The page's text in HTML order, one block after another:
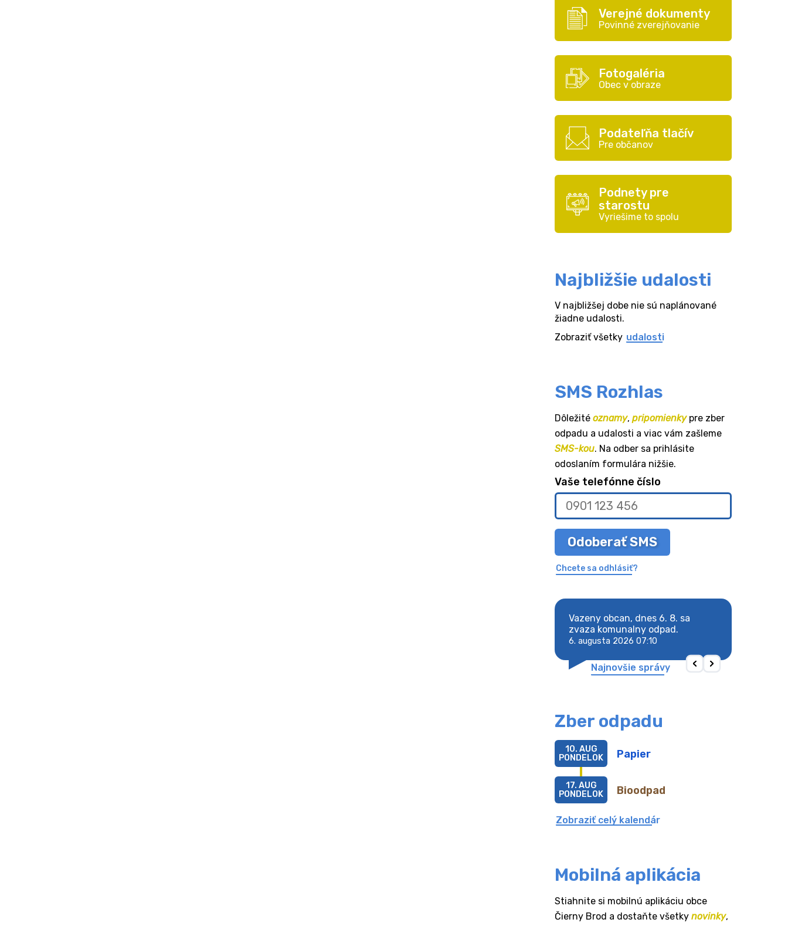
Verejné dokumenty
Povinné zverejňovanie
Fotogaléria
Obec v obraze
Podateľňa tlačív
Pre občanov
Podnety pre
starostu
Vyriešime to spolu
Najbližšie udalosti
V najbližšej dobe nie sú naplánované
žiadne udalosti.
Zobraziť všetky udalosti
SMS Rozhlas
Dôležité oznamy, pripomienkypre zber
odpadu a udalosti a viac vám zašleme
SMS-kou. Na odber sa prihlásite
odoslaním formulára nižšie.
Vaše telefónne číslo
Odoberať SMS
Chcete sa odhlásiť?
Vazeny obcan, dnes 6. 8. sa
zvaza komunalny odpad.
6. augusta 2026 07:10
Najnovšie správy
Zber odpadu
Papier
10. AUG
PONDELOK
Bioodpad
17. AUG
PONDELOK
Zobraziť celý kalendár
Mobilná aplikácia
Stiahnite si mobilnú aplikáciu obce
Čierny Brod a dostaňte všetky novinky,